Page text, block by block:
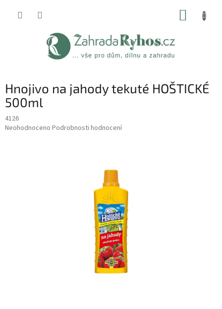
Hnojivo na jahody tekuté HOŠTICKÉ
500ml
4126
Průměrné
Neohodnoceno Podrobnosti hodnocení